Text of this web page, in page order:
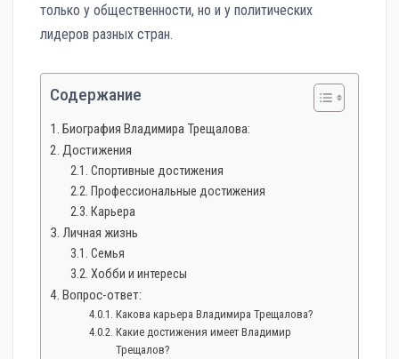
только у общественности, но и у политических
лидеров разных стран.
Содержание
Биография Владимира Трещалова:
Достижения
Спортивные достижения
Профессиональные достижения
Карьера
Личная жизнь
Семья
Хобби и интересы
Вопрос-ответ:
Какова карьера Владимира Трещалова?
Какие достижения имеет Владимир
Трещалов?